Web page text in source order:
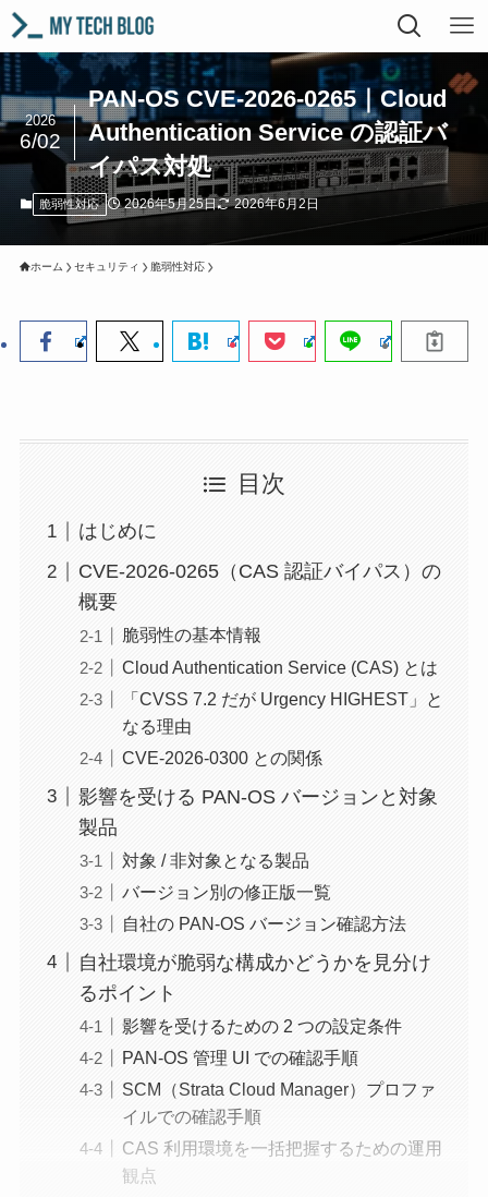
PAN-OS CVE-2026-0265｜Cloud
Authentication Service の認証バ
イパス対処
2026
6/02
脆弱性対応 2026年5月25日 2026年6月2日
ホーム セキュリティ 脆弱性対応
目次
はじめに
CVE-2026-0265（CAS 認証バイパス）の
概要
脆弱性の基本情報
Cloud Authentication Service (CAS) とは
「CVSS 7.2 だが Urgency HIGHEST」と
なる理由
CVE-2026-0300 との関係
影響を受ける PAN-OS バージョンと対象
製品
対象 / 非対象となる製品
バージョン別の修正版一覧
自社の PAN-OS バージョン確認方法
自社環境が脆弱な構成かどうかを見分け
るポイント
影響を受けるための 2 つの設定条件
PAN-OS 管理 UI での確認手順
SCM（Strata Cloud Manager）プロファ
イルでの確認手順
CAS 利用環境を一括把握するための運用
観点